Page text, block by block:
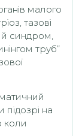
малого
тазові
синдром,
труб”
на
коли